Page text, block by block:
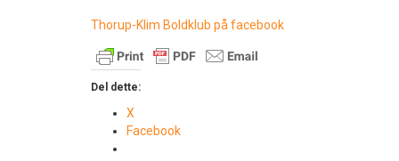
Thorup-Klim Boldklub på facebook
Del dette:
X
Facebook